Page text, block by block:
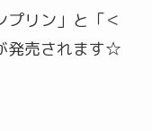
プリン」と「＜
発売されます☆